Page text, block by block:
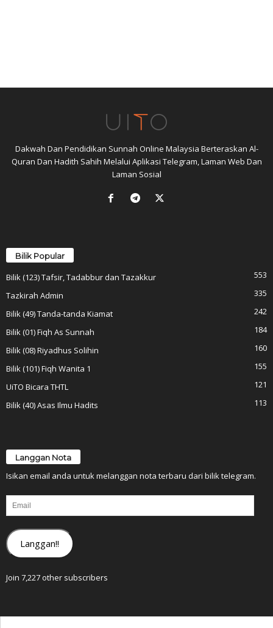
Dakwah Dan Pendidikan Sunnah Online Malaysia Berteraskan Al-
Quran Dan Hadith Sahih Melalui Aplikasi Telegram, Laman Web Dan
Laman Sosial
Bilik Popular
Bilik (123) Tafsir, Tadabbur dan Tazakkur
553
Tazkirah Admin
335
Bilik (49) Tanda-tanda Kiamat
242
Bilik (01) Fiqh As Sunnah
184
Bilik (08) Riyadhus Solihin
160
Bilik (101) Fiqh Wanita 1
155
UiTO Bicara THTL
121
Bilik (40) Asas Ilmu Hadits
113
Langgan Nota
Isikan email anda untuk melanggan nota terbaru dari bilik telegram.
Email
Langgan!!
Join 7,227 other subscribers